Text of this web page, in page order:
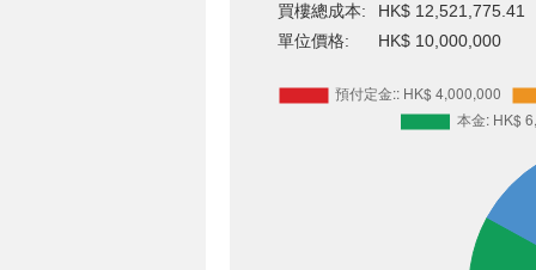
買樓總成本:
HK$ 12,521,775.41
單位價格:
HK$ 10,000,000